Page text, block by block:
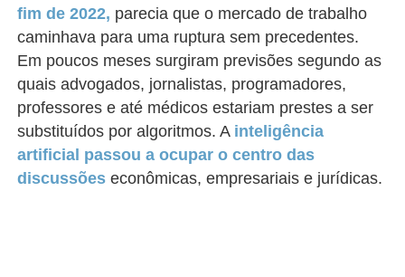
fim de 2022, parecia que o mercado de trabalho
caminhava para uma ruptura sem precedentes.
Em poucos meses surgiram previsões segundo as
quais advogados, jornalistas, programadores,
professores e até médicos estariam prestes a ser
substituídos por algoritmos. A inteligência
artificial passou a ocupar o centro das
discussões econômicas, empresariais e jurídicas.